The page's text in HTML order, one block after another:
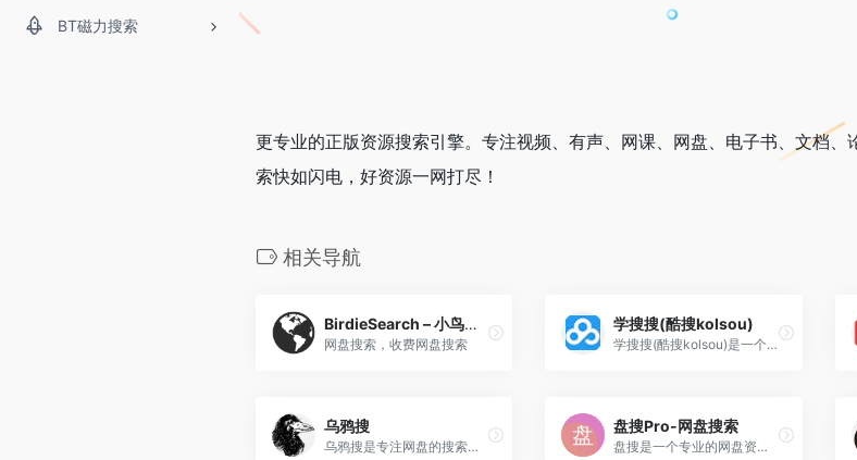
BT磁力搜索
更专业的正版资源搜索引擎。专注视频、有声、网课、网盘、电子书、文档、
索快如闪电，好资源一网打尽！
相关导航
BirdieSearch – 小鸟搜索
网盘搜索，收费网盘搜索
学搜搜(酷搜kolsou)
学搜搜(酷搜kolsou)是一个专注百度云资源搜索引擎网站,各类网盘资源免费下载。
乌鸦搜
乌鸦搜是专注网盘的搜索引擎，每天更新海量信息，是国内最好用的网盘资源搜索引擎之一。
盘搜Pro-网盘搜索
盘搜是一个专业的网盘资源搜索引擎，旨在为用户提供一个免费、高效的网盘资源搜索平台。用户可以通过盘搜快速找到存储在各大网盘上的资源，包括但不限于阿里云盘、百度网盘